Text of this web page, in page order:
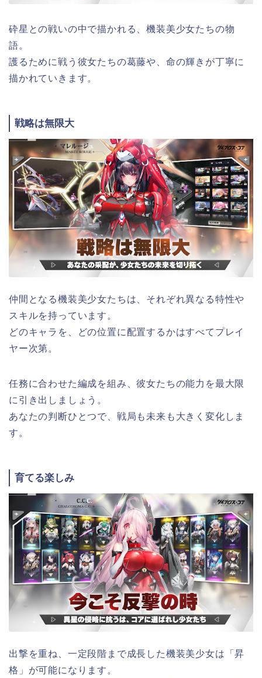
砕星との戦いの中で描かれる、機装美少女たちの物
語。
護るために戦う彼女たちの葛藤や、命の輝きが丁寧に
描かれていきます。
戦略は無限大
仲間となる機装美少女たちは、それぞれ異なる特性や
スキルを持っています。
どのキャラを、どの位置に配置するかはすべてプレイ
ヤー次第。
任務に合わせた編成を組み、彼女たちの能力を最大限
に引き出しましょう。
あなたの判断ひとつで、戦局も未来も大きく変化しま
す。
育てる楽しみ
出撃を重ね、一定段階まで成長した機装美少女は「昇
格」が可能になります。